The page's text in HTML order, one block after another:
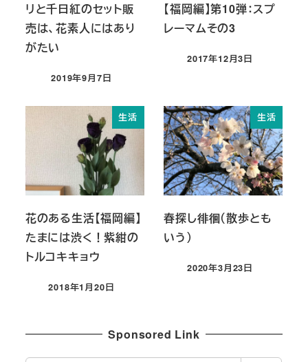
リと千日紅のセット販
売は、花素人にはあり
がたい
投稿日
2019年9月7日
【福岡編】第10弾：スプ
レーマムその3
投稿日
2017年12月3日
生活
花のある生活【福岡編】
たまには渋く！紫紺の
トルコキキョウ
投稿日
2018年1月20日
生活
春探し徘徊（散歩とも
いう）
投稿日
2020年3月23日
Sponsored Link